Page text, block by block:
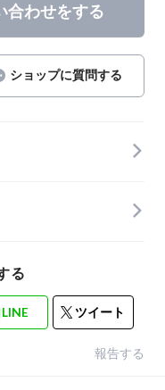
合わせをする
ショップに質問する
る
LINE ツイート
報告する